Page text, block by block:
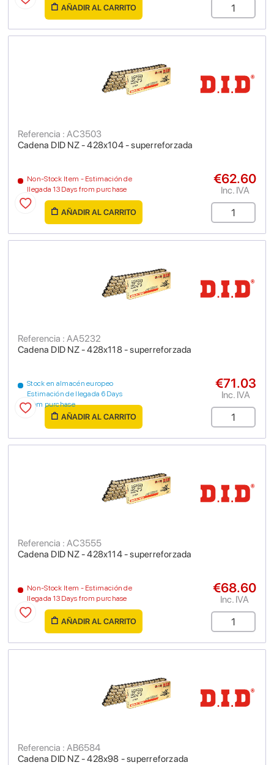
AÑADIR AL CARRITO
Cadena DID NZ - 428x104 - superreforzada
Referencia : AC3503
Non-Stock Item - Estimación de
llegada 13 Days from purchase
€62.60
Inc. IVA
AÑADIR AL CARRITO
Cadena DID NZ - 428x118 - superreforzada
Referencia : AA5232
Stock en almacén europeo
Estimación de llegada 6 Days
from purchase
€71.03
Inc. IVA
AÑADIR AL CARRITO
Cadena DID NZ - 428x114 - superreforzada
Referencia : AC3555
Non-Stock Item - Estimación de
llegada 13 Days from purchase
€68.60
Inc. IVA
AÑADIR AL CARRITO
Cadena DID NZ - 428x98 - superreforzada
Referencia : AB6584